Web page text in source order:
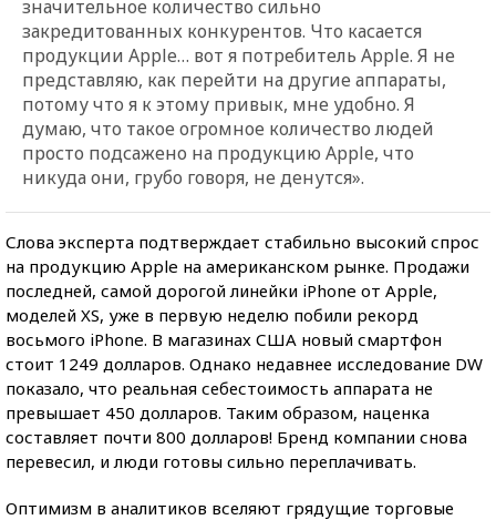
значительное количество сильно
закредитованных конкурентов. Что касается
продукции Apple… вот я потребитель Apple. Я не
представляю, как перейти на другие аппараты,
потому что я к этому привык, мне удобно. Я
думаю, что такое огромное количество людей
просто подсажено на продукцию Apple, что
никуда они, грубо говоря, не денутся».
Слова эксперта подтверждает стабильно высокий спрос
на продукцию Apple на американском рынке. Продажи
последней, самой дорогой линейки iPhone от Apple,
моделей XS, уже в первую неделю побили рекорд
восьмого iPhone. В магазинах США новый смартфон
стоит 1249 долларов. Однако недавнее исследование DW
показало, что реальная себестоимость аппарата не
превышает 450 долларов. Таким образом, наценка
составляет почти 800 долларов! Бренд компании снова
перевесил, и люди готовы сильно переплачивать.
Оптимизм в аналитиков вселяют грядущие торговые